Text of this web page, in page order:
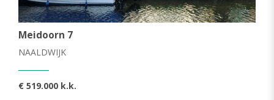
Meidoorn 7
NAALDWIJK
€ 519.000 k.k.